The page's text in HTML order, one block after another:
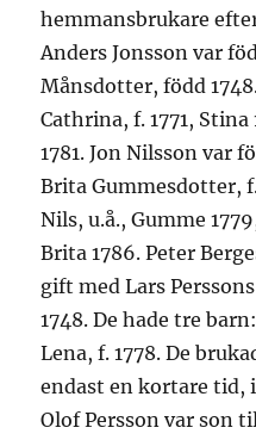
hemmansbrukare
Anders Jonsson var
Månsdotter, född
Cathrina, f. 1771,
1781. Jon Nilsson var
Brita Gummesdotter,
Nils, u.å., Gumme
Brita 1786. Peter
gift med Lars
1748. De hade tre
Lena, f. 1778. De
endast en kortare tid,
Olof Persson var son